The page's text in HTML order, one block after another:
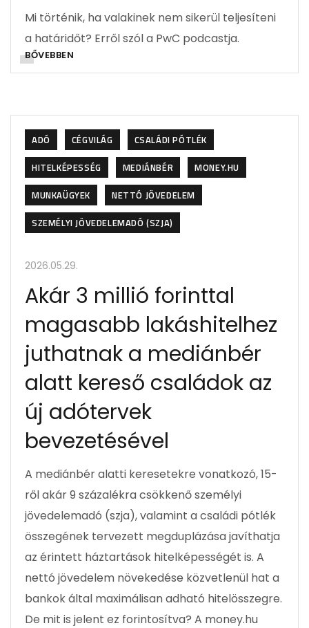
Mi történik, ha valakinek nem sikerül teljesíteni
a határidőt? Erről szól a PwC podcastja.
BŐVEBBEN
ADÓ CÉGVILÁG
CSALÁDI PÓTLÉK
HITELKÉPESSÉG
MEDIÁNBÉR
MONEY.HU
MUNKAÜGYEK
NETTÓ JÖVEDELEM
SZEMÉLYI JÖVEDELEMADÓ (SZJA)
2026.05.29.
Akár 3 millió forinttal
magasabb lakáshitelhez
juthatnak a mediánbér
alatt kereső családok az
új adótervek
bevezetésével
A mediánbér alatti keresetekre vonatkozó, 15-
ről akár 9 százalékra csökkenő személyi
jövedelemadó (szja), valamint a családi pótlék
összegének tervezett megduplázása javíthatja
az érintett háztartások hitelképességét is. A
nettó jövedelem növekedése közvetlenül hat a
bankok által maximálisan adható hitelösszegre.
De mit is jelent ez forintosítva? A money.hu